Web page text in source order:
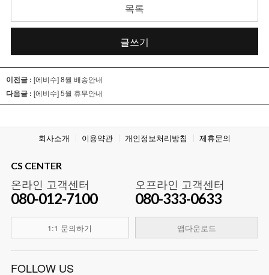
목록
글쓰기
이전글 : [에비수] 8월 배송안내
다음글 : [에비수] 5월 휴무안내
회사소개 이용약관 개인정보처리방침 제휴문의
CS CENTER
온라인 고객센터
080-012-7100
1:1 문의하기
오프라인 고객센터
080-333-0633
앱다운로드
FOLLOW US